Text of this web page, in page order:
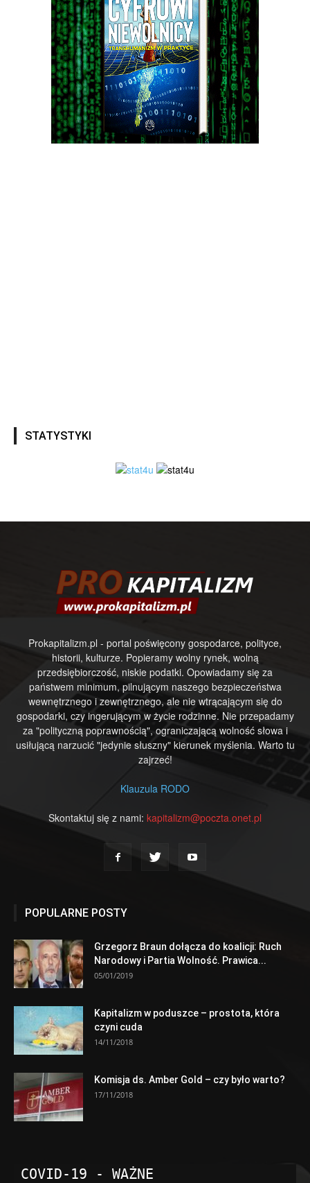
STATYSTYKI
Prokapitalizm.pl - portal poświęcony gospodarce, polityce,
historii, kulturze. Popieramy wolny rynek, wolną
przedsiębiorczość, niskie podatki. Opowiadamy się za
państwem minimum, pilnującym naszego bezpieczeństwa
wewnętrznego i zewnętrznego, ale nie wtrącającym się do
gospodarki, czy ingerującym w życie rodzinne. Nie przepadamy
za "polityczną poprawnością", ograniczającą wolność słowa i
usiłującą narzucić "jedynie słuszny" kierunek myślenia. Warto tu
zajrzeć!
Klauzula RODO
Skontaktuj się z nami: kapitalizm@poczta.onet.pl
POPULARNE POSTY
Grzegorz Braun dołącza do koalicji: Ruch
Narodowy i Partia Wolność. Prawica...
05/01/2019
Kapitalizm w poduszce – prostota, która
czyni cuda
14/11/2018
Komisja ds. Amber Gold – czy było warto?
17/11/2018
COVID-19 - WAŻNE